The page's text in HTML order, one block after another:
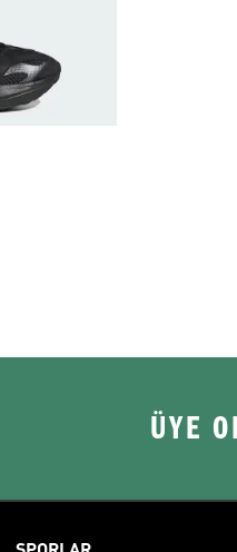
ÜYE